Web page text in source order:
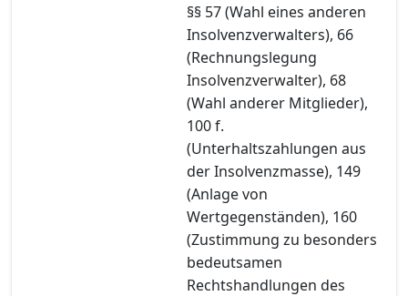
§§ 57 (Wahl eines anderen
Insolvenzverwalters), 66
(Rechnungslegung
Insolvenzverwalter), 68
(Wahl anderer Mitglieder),
100 f.
(Unterhaltszahlungen aus
der Insolvenzmasse), 149
(Anlage von
Wertgegenständen), 160
(Zustimmung zu besonders
bedeutsamen
Rechtshandlungen des